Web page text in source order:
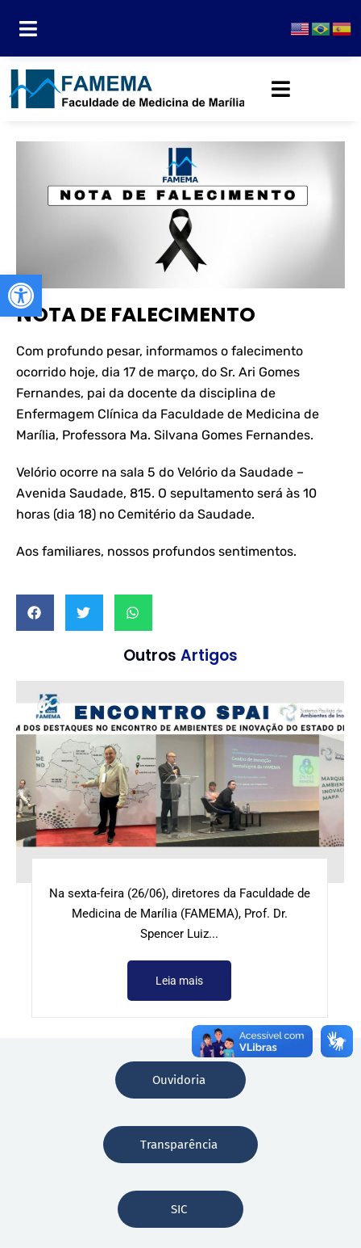
Abrir a barra de ferramentas
NOTA DE FALECIMENTO
Com profundo pesar, informamos o falecimento
ocorrido hoje, dia 17 de março, do Sr. Ari Gomes
Fernandes, pai da docente da disciplina de
Enfermagem Clínica da Faculdade de Medicina de
Marília, Professora Ma. Silvana Gomes Fernandes.
Velório ocorre na sala 5 do Velório da Saudade –
Avenida Saudade, 815. O sepultamento será às 10
horas (dia 18) no Cemitério da Saudade.
Aos familiares, nossos profundos sentimentos.
Outros Artigos
Na sexta-feira (26/06), diretores da Faculdade de
Medicina de Marília (FAMEMA), Prof. Dr.
Spencer Luiz...
Leia mais
Ouvidoria
Transparência
SIC